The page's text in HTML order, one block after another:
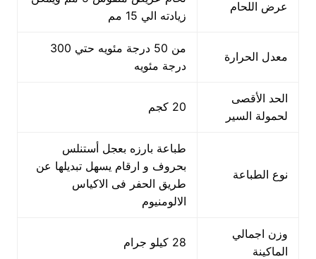
عرض اللحام
زيادته الي 15 مم
معدل الحرارة
من 50 درجة مئويه حتي 300
درجة مئويه
الحد الأقصى
لحمولة السير
20 كجم
نوع الطباعة
طباعة بارزه بعجل أستنلس
بحروف و ارقام يسهل تبديلها عن
طريق الحفر فى الاكياس
الالومنيوم
وزن اجمالي
الماكينة
28 كيلو جرام